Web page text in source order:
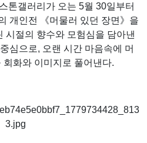
톤갤러리가 오는 5월 30일부터
개인전 《머물러 있던 장면》을
시절의 향수와 모험심을 담아낸
심으로, 오랜 시간 마음속에 머
화와 이미지로 풀어낸다.